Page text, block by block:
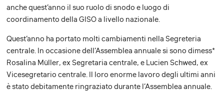
anche quest’anno il suo ruolo di snodo e luogo di
coordinamento della GISO a livello nazionale.
Quest’anno ha portato molti cambiamenti nella Segreteria
centrale. In occasione dell’Assemblea annuale si sono dimess*
Rosalina Müller, ex Segretaria centrale, e Lucien Schwed, ex
Vicesegretario centrale. Il loro enorme lavoro degli ultimi anni
è stato debitamente ringraziato durante l’Assemblea annuale.